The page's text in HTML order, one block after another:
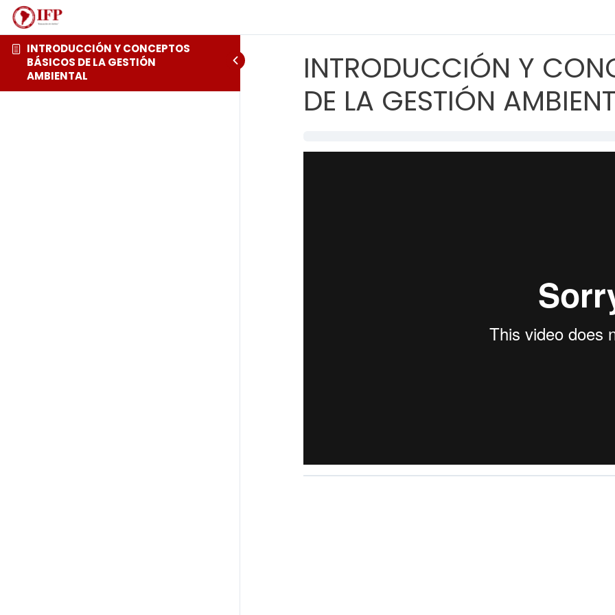
INTRODUCCIÓN Y CONCEPTOS
BÁSICOS DE LA GESTIÓN
AMBIENTAL
INTRODUCCIÓN Y
DE LA GESTIÓN